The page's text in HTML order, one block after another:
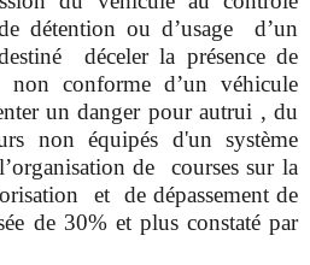
détention ou d’usage d’un
déceler la présence de
non conforme d’un véhicule
un danger pour autrui , du
non équipés d'un système
de courses sur la
et de dépassement de
de 30% et plus constaté par